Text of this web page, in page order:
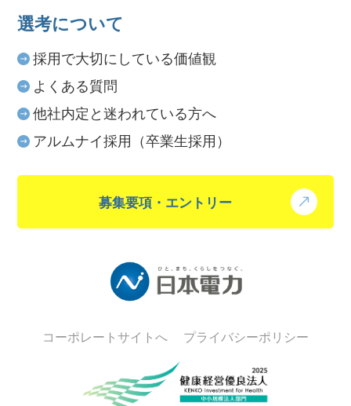
選考について
採用で大切にしている価値観
よくある質問
他社内定と迷われている方へ
アルムナイ採用（卒業生採用）
募集要項・エントリー
コーポレートサイトへ プライバシーポリシー